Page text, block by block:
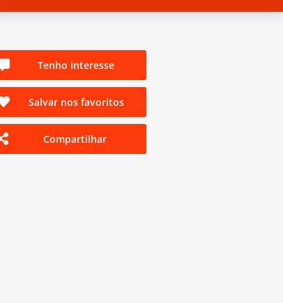
Tenho interesse
Salvar nos favoritos
Compartilhar